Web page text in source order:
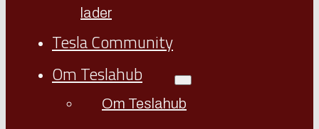
lader
Tesla Community
Om Teslahub
Om Teslahub